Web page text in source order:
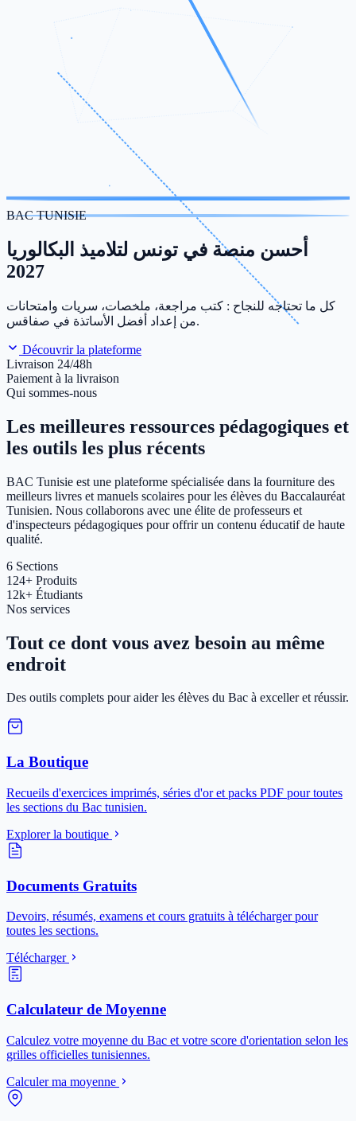
BAC TUNISIE
أحسن منصة في تونس لتلاميذ البكالوريا
2027
كل ما تحتاجه للنجاح : كتب مراجعة، ملخصات، سريات وامتحانات
من إعداد أفضل الأساتذة في صفاقس.
Découvrir la plateforme
Livraison 24/48h
Paiement à la livraison
Qui sommes-nous
Les meilleures ressources pédagogiques et
les outils les plus récents
BAC Tunisie est une plateforme spécialisée dans la fourniture des
meilleurs livres et manuels scolaires pour les élèves du Baccalauréat
Tunisien. Nous collaborons avec une élite de professeurs et
d'inspecteurs pédagogiques pour offrir un contenu éducatif de haute
qualité.
6 Sections
124+ Produits
12k+ Étudiants
Nos services
Tout ce dont vous avez besoin au même
endroit
Des outils complets pour aider les élèves du Bac à exceller et réussir.
La Boutique
Recueils d'exercices imprimés, séries d'or et packs PDF pour toutes
les sections du Bac tunisien.
Explorer la boutique
Documents Gratuits
Devoirs, résumés, examens et cours gratuits à télécharger pour
toutes les sections.
Télécharger
Calculateur de Moyenne
Calculez votre moyenne du Bac et votre score d'orientation selon les
grilles officielles tunisiennes.
Calculer ma moyenne